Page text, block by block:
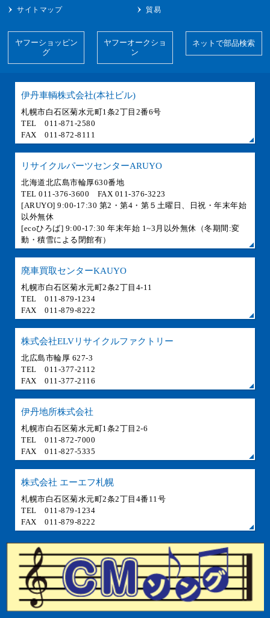
サイトマップ
貿易
ヤフーショッピン
グ
ヤフーオークショ
ン
ネットで部品検索
伊丹車輌株式会社(本社ビル)
札幌市白石区菊水元町1条2丁目2番6号
TEL 011-871-2580
FAX 011-872-8111
リサイクルパーツセンターARUYO
北海道北広島市輪厚630番地
TEL 011-376-3600 FAX 011-376-3223
[ARUYO] 9:00-17:30 第2・第4・第５土曜日、日祝・年末年始
以外無休
[ecoひろば] 9:00-17:30 年末年始 1~3月以外無休（冬期間:変
動・積雪による閉館有）
廃車買取センターKAUYO
札幌市白石区菊水元町2条2丁目4-11
TEL 011-879-1234
FAX 011-879-8222
株式会社ELVリサイクルファクトリー
北広島市輪厚 627-3
TEL 011-377-2112
FAX 011-377-2116
伊丹地所株式会社
札幌市白石区菊水元町1条2丁目2-6
TEL 011-872-7000
FAX 011-827-5335
株式会社 エーエフ札幌
札幌市白石区菊水元町2条2丁目4番11号
TEL 011-879-1234
FAX 011-879-8222